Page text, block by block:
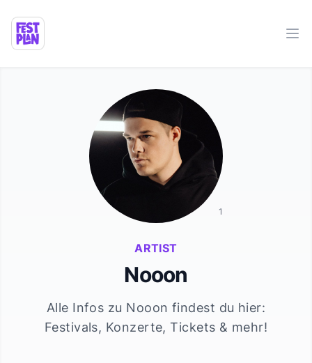
ARTIST
Nooon
Alle Infos zu Nooon findest du hier:
Festivals, Konzerte, Tickets & mehr!
1